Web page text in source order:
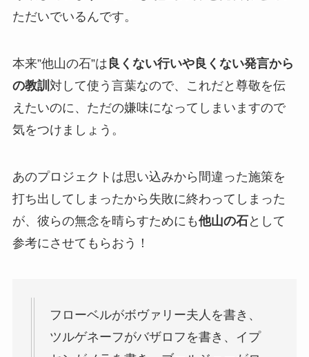
ただいでいるんです。
本来”他山の石”は 良くない行いや良くない発言から
の教訓 対して使う言葉なので、これだと尊敬を伝
えたいのに、ただの嫌味になってしまいますので
気をつけましょう。
あのプロジェクトは思い込みから間違った施策を
打ち出してしまったから失敗に終わってしまった
が、彼らの無念を晴らすためにも他山の石として
参考にさせてもらおう！
フローベルがボヴァリー夫人を書き、
ツルゲネーフがバザロフを書き、イプ